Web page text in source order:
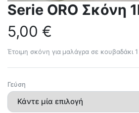
Serie ORO Σκόνη
5,00 €
Έτοιμη σκόνη για μαλάγρα σε κουβαδάκι
Γεύση